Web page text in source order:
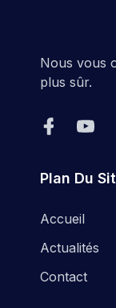
Nous vous
plus sûr.
Plan Du
Accueil
Actualités
Contact